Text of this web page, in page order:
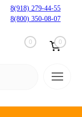
8(918) 279-44-55
8(800) 350-08-07
0 0